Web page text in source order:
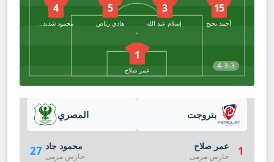
4-3-3
15
أحمد بحبح
3
إسلام عبد الله
5
هادي رياض
4
1
عمر صلاح
المصري
27 محمود جاد
حارس مرمى
بتروجت
1 عمر صلاح
حارس مرمى